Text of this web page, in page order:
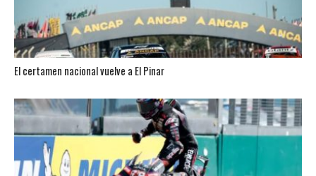
El certamen nacional vuelve a El Pinar